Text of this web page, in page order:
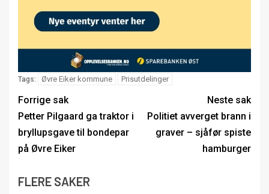
Tags: Øvre Eiker kommune Prisutdelinger
Forrige sak
Petter Pilgaard ga traktor i
bryllupsgave til bondepar
på Øvre Eiker
Neste sak
Politiet avverget brann i
graver – sjåfør spiste
hamburger
FLERE SAKER